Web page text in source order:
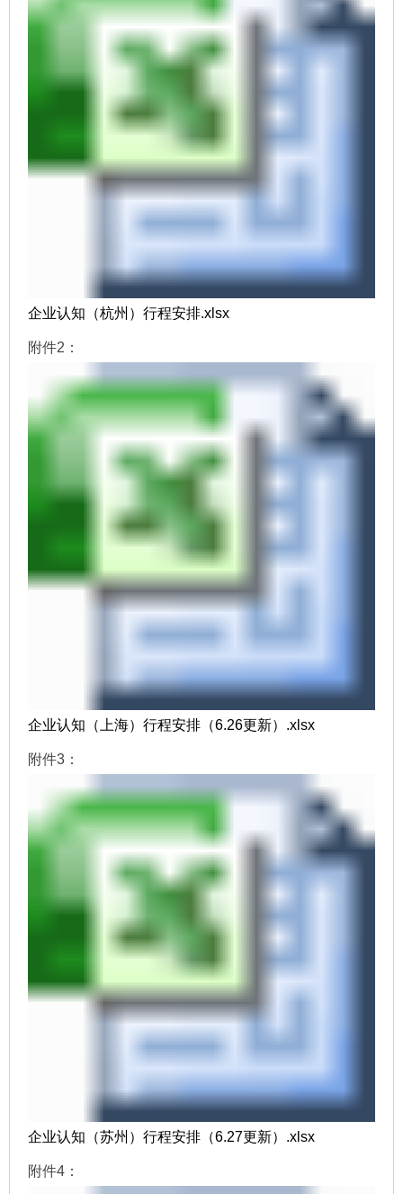
企业认知（杭州）行程安排.xlsx
附件2：
企业认知（上海）行程安排（6.26更新）.xlsx
附件3：
企业认知（苏州）行程安排（6.27更新）.xlsx
附件4：